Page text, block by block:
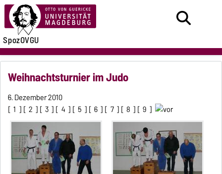
SpozOVGU
Weihnachtsturnier im Judo
6. Dezember 2010
[ 1 ] [ 2 ] [ 3 ] [ 4 ] [ 5 ] [ 6 ] [ 7 ] [ 8 ] [ 9 ]